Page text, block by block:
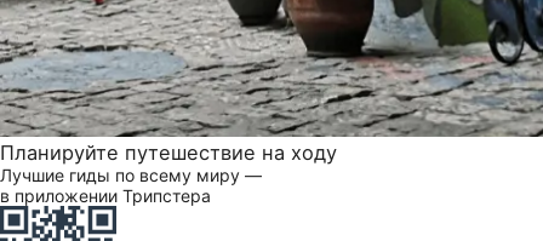
Планируйте путешествие на ходу
Лучшие гиды по всему миру —
в приложении Трипстера